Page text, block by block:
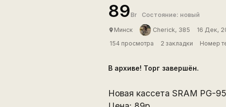
89 Br Состояние: новый
place Минск Cherick, 385 16 Дек,
154 просмотра
2 закладки Номер
В архиве! Торг завершён.
Новая кассета SRAM PG-